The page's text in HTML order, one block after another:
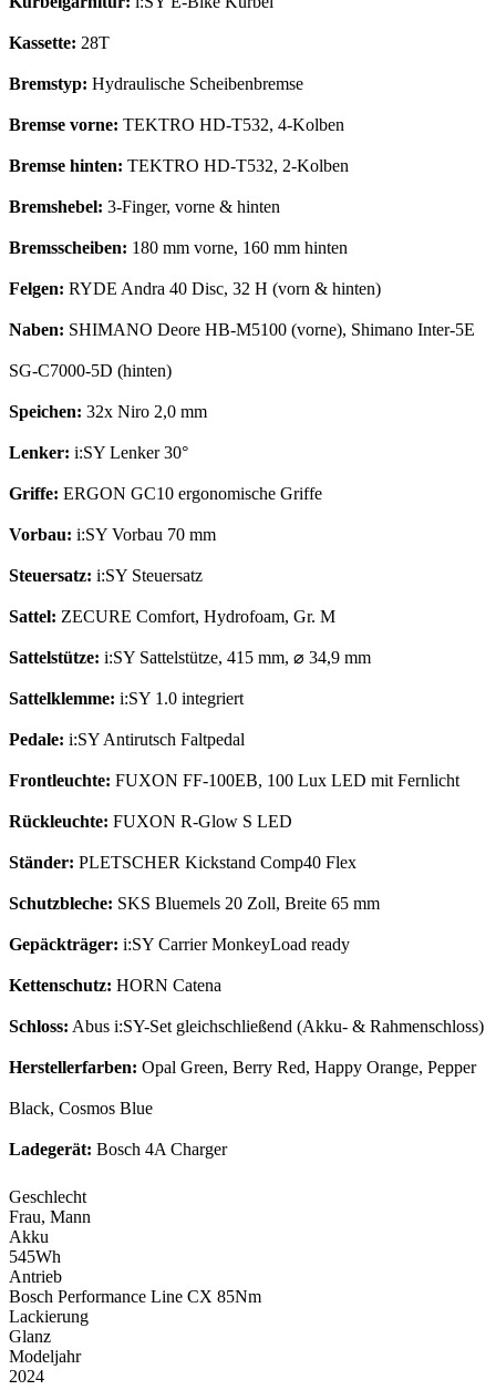
Kassette: 28T
Bremstyp: Hydraulische Scheibenbremse
Bremse vorne: TEKTRO HD-T532, 4-Kolben
Bremse hinten: TEKTRO HD-T532, 2-Kolben
Bremshebel: 3-Finger, vorne & hinten
Bremsscheiben: 180 mm vorne, 160 mm hinten
Felgen: RYDE Andra 40 Disc, 32 H (vorn & hinten)
Naben: SHIMANO Deore HB-M5100 (vorne), Shimano Inter-5E
SG-C7000-5D (hinten)
Speichen: 32x Niro 2,0 mm
Lenker: i:SY Lenker 30°
Griffe: ERGON GC10 ergonomische Griffe
Vorbau: i:SY Vorbau 70 mm
Steuersatz: i:SY Steuersatz
Sattel: ZECURE Comfort, Hydrofoam, Gr. M
Sattelstütze: i:SY Sattelstütze, 415 mm, ⌀ 34,9 mm
Sattelklemme: i:SY 1.0 integriert
Pedale: i:SY Antirutsch Faltpedal
Frontleuchte: FUXON FF-100EB, 100 Lux LED mit Fernlicht
Rückleuchte: FUXON R-Glow S LED
Ständer: PLETSCHER Kickstand Comp40 Flex
Schutzbleche: SKS Bluemels 20 Zoll, Breite 65 mm
Gepäckträger: i:SY Carrier MonkeyLoad ready
Kettenschutz: HORN Catena
Schloss: Abus i:SY-Set gleichschließend (Akku- & Rahmenschloss)
Herstellerfarben: Opal Green, Berry Red, Happy Orange, Pepper
Black, Cosmos Blue
Ladegerät: Bosch 4A Charger
Geschlecht
Frau, Mann
Akku
545Wh
Antrieb
Bosch Performance Line CX 85Nm
Lackierung
Glanz
Modeljahr
2024